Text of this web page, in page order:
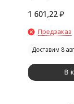
1 601,22 ₽
Предзаказ
Доставим 8
В